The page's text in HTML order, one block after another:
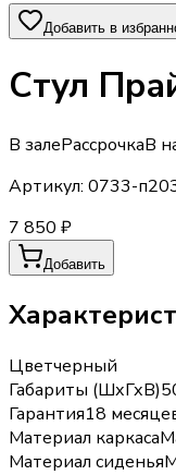
Добавить в
Стул
В залеРассрочкаВ
Артикул: 0733-
7 850 ₽
Добавить
Цветчерный
Габариты (ШхГхВ)
Гарантия18
Материал каркаса
Материал сиденья